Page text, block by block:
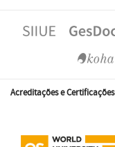
Acreditações e Certificações